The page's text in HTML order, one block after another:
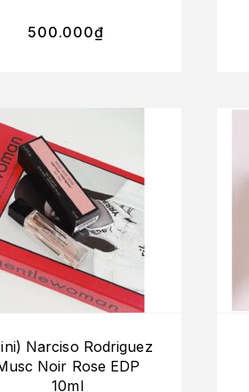
500.000₫
Narciso Rodriguez
Noir Rose EDP
10ml